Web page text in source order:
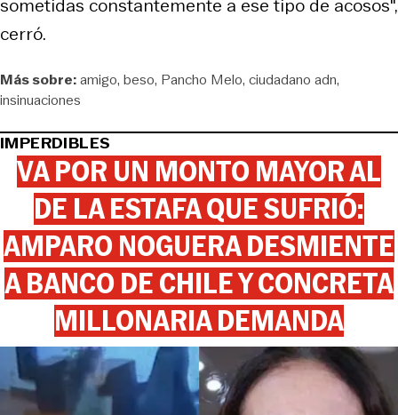
sometidas constantemente a ese tipo de acosos",
cerró.
Más sobre:amigo beso Pancho Melo ciudadano adn
insinuaciones
IMPERDIBLES
VA POR UN MONTO MAYOR AL
DE LA ESTAFA QUE SUFRIÓ:
AMPARO NOGUERA DESMIENTE
A BANCO DE CHILE Y CONCRETA
MILLONARIA DEMANDA